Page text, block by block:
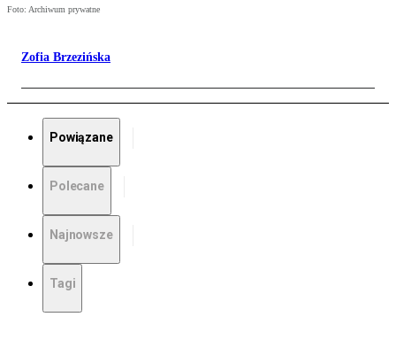
Foto: Archiwum prywatne
Zofia Brzezińska
Powiązane
Polecane
Najnowsze
Tagi